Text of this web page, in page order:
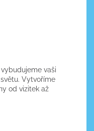
vaši
Vytvoříme
od vizitek až